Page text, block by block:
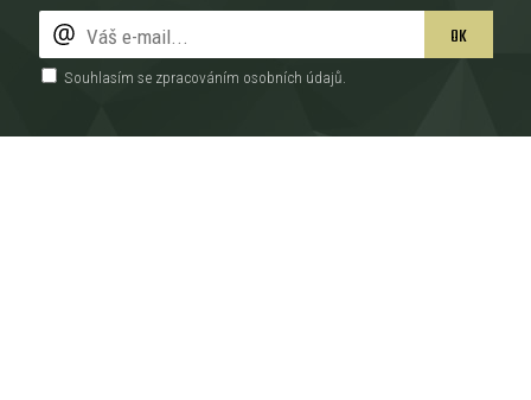
OK
Souhlasím se zpracováním osobních údajů